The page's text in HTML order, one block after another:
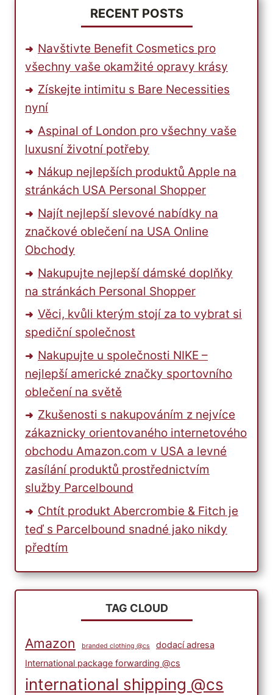
RECENT POSTS
Navštivte Benefit Cosmetics pro
všechny vaše okamžité opravy krásy
Získejte intimitu s Bare Necessities
nyní
Aspinal of London pro všechny vaše
luxusní životní potřeby
Nákup nejlepších produktů Apple na
stránkách USA Personal Shopper
Najít nejlepší slevové nabídky na
značkové oblečení na USA Online
Obchody
Nakupujte nejlepší dámské doplňky
na stránkách Personal Shopper
Věci, kvůli kterým stojí za to vybrat si
spediční společnost
Nakupujte u společnosti NIKE –
nejlepší americké značky sportovního
oblečení na světě
Zkušenosti s nakupováním z nejvíce
zákaznicky orientovaného internetového
obchodu Amazon.com v USA a levné
zasílání produktů prostřednictvím
služby Parcelbound
Chtít produkt Abercrombie & Fitch je
teď s Parcelbound snadné jako nikdy
předtím
TAG CLOUD
Amazon branded clothing @cs
dodací adresa
International package forwarding @cs
international shipping @cs